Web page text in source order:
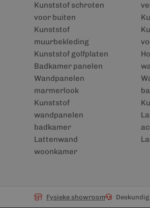
Kunststof schroten
voor buiten
Kunststof
muurbekleding
Kunststof golfplaten
Badkamer panelen
Wandpanelen
marmerlook
Kunststof
wandpanelen
badkamer
Lattenwand
woonkamer
Fysieke showroom